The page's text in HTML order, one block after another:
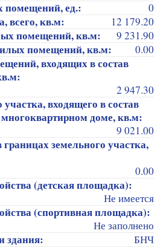
помещений, ед.: 0
всего, кв.м: 12 179.20
помещений, кв.м: 9 231.90
помещений, кв.м: 0.00
входящих в состав
2 947.30
входящего в состав
доме, кв.м:
9 021.00
земельного участка,
0.00
(детская площадка):
Не имеется
(спортивная площадка):
Не заполнено
здания: БНЧ